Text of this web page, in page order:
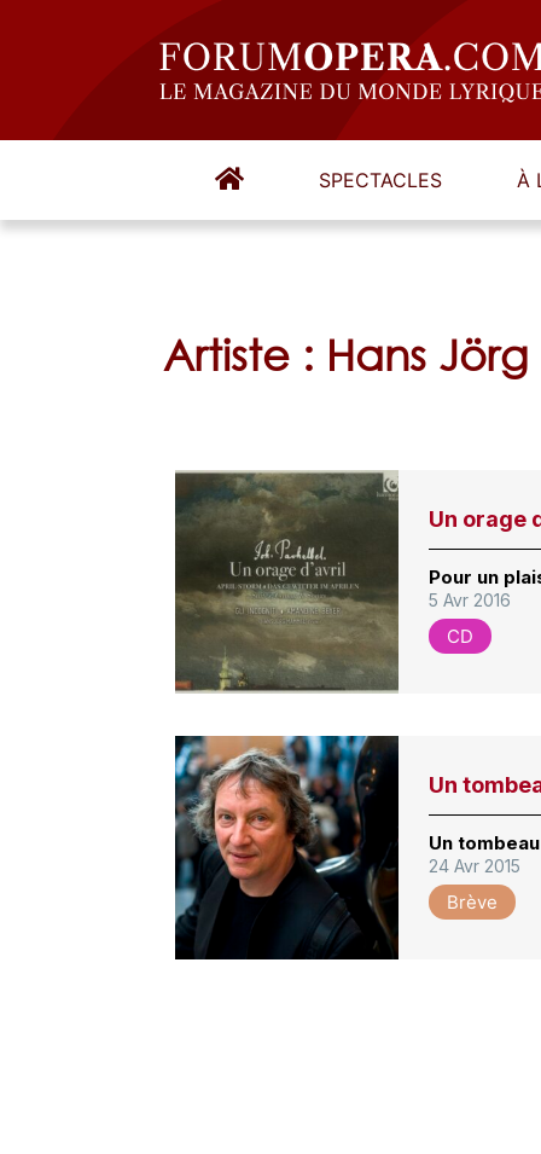
SPECTACLES À
Artiste : Hans Jörg
Un orage
Pour un
5 Avr 2016
CD
Un
Un
24 Avr 2015
Brève